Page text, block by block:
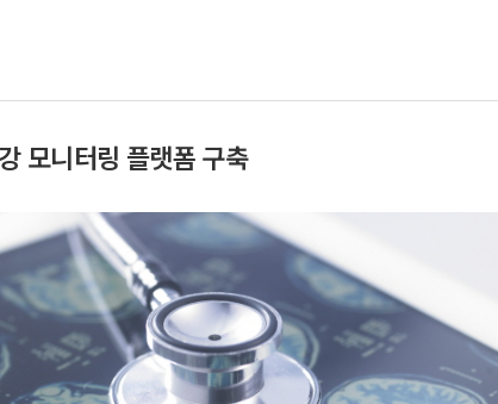
모니터링 플랫폼 구축